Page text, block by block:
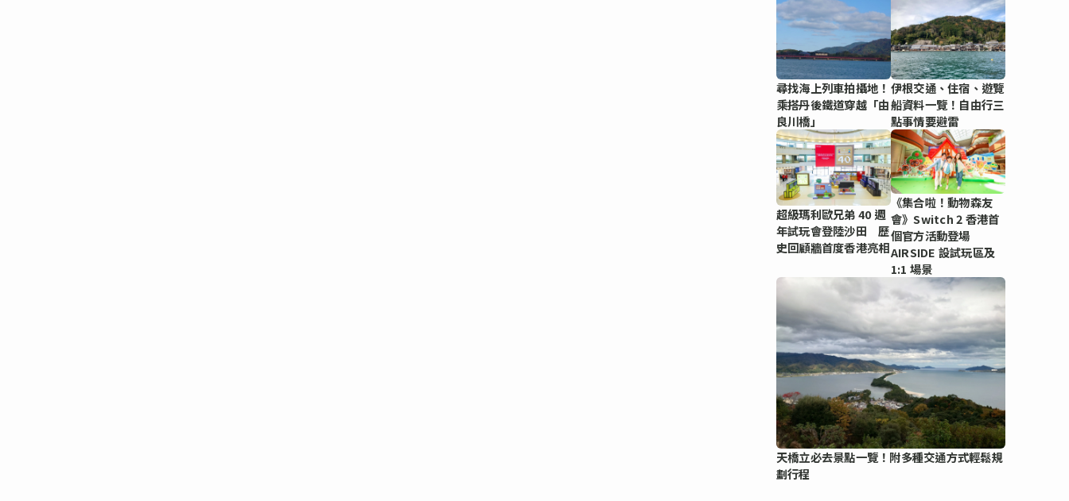
尋找海上列車拍攝地！
乘搭丹後鐵道穿越「由
良川橋」
伊根交通、住宿、遊覽
船資料一覽！自由行三
點事情要避雷
超級瑪利歐兄弟 40 週
年試玩會登陸沙田 歷
史回顧牆首度香港亮相
《集合啦！動物森友
會》Switch 2 香港首
個官方活動登場
AIRSIDE 設試玩區及
1:1 場景
天橋立必去景點一覽！附多種交通方式輕鬆規
劃行程